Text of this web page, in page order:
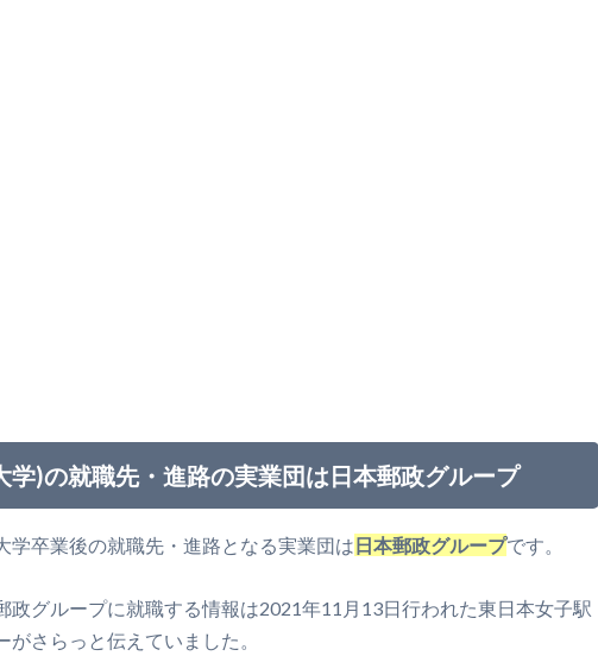
学)の就職先・進路の実業団は日本郵政グループ
学卒業後の就職先・進路となる実業団は日本郵政グループです。
政グループに就職する情報は2021年11月13日行われた東日本女子駅
さらっと伝えていました。